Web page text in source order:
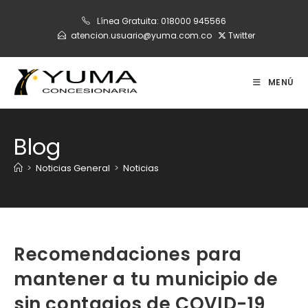
Línea Gratuita: 018000 945566
atencion.usuario@yuma.com.co
Twitter
MENÚ
Blog
> Noticias General > Noticias
Recomendaciones para
mantener a tu municipio de